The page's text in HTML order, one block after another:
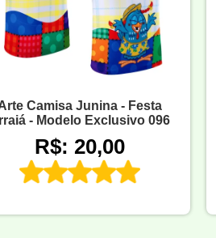
Camisa Junina - Festa
- Modelo Exclusivo 096
R$: 20,00